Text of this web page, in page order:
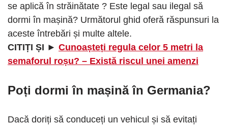
se aplică în străinătate ? Este legal sau ilegal să
dormi în mașină? Următorul ghid oferă răspunsuri la
aceste întrebări și multe altele.
CITIȚI ȘI ► Cunoașteți regula celor 5 metri la
semaforul roșu? – Există riscul unei amenzi
Poți dormi în mașină în Germania?
Dacă doriți să conduceți un vehicul și să evitați